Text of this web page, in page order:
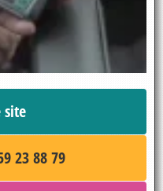
site
23 88 79